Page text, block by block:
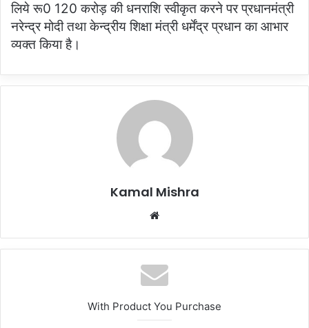
लिये रू0 120 करोड़ की धनराशि स्वीकृत करने पर प्रधानमंत्री
नरेन्द्र मोदी तथा केन्द्रीय शिक्षा मंत्री धर्मेंद्र प्रधान का आभार
व्यक्त किया है।
Kamal Mishra
Website
With Product You Purchase